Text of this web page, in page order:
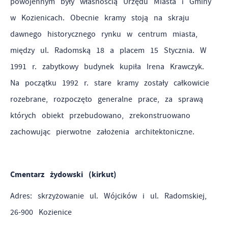
w Kozienicach. Obecnie kramy stoją na skraju
dawnego historycznego rynku w centrum miasta,
między ul. Radomską 18 a placem 15 Stycznia. W
1991 r. zabytkowy budynek kupiła Irena Krawczyk.
Na początku 1992 r. stare kramy zostały całkowicie
rozebrane, rozpoczęto generalne prace, za sprawą
których obiekt przebudowano, zrekonstruowano
zachowując pierwotne założenia architektoniczne.
Cmentarz żydowski (kirkut)
Adres: skrzyżowanie ul. Wójcików i ul. Radomskiej,
26-900 Kozienice